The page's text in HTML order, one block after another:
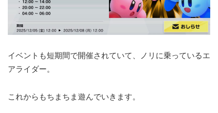
イベントも短期間で開催されていて、ノリに乗っているエ
アライダー。
これからもちまちま遊んでいきます。